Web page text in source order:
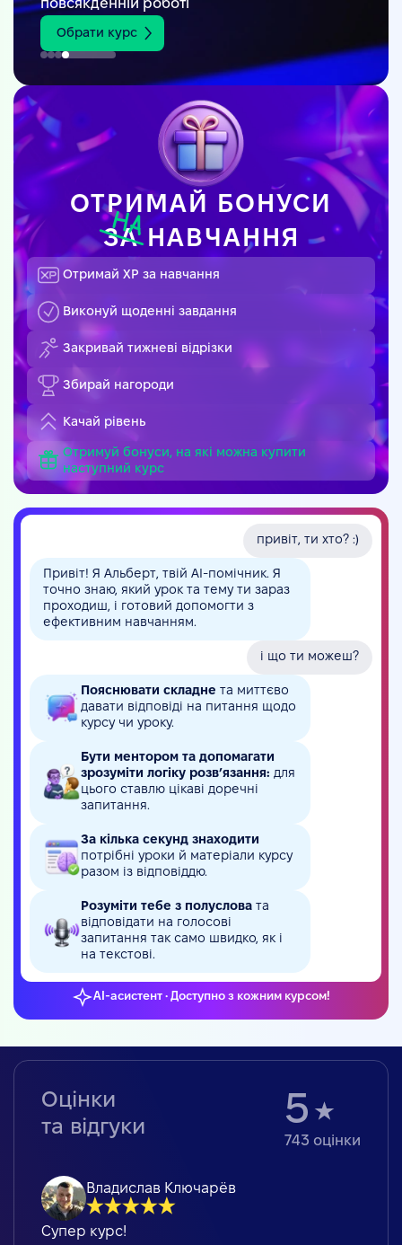
повсякденній роботі
Обрати курс
ОТРИМАЙ БОНУСИ
ЗАНАВЧАННЯ
Отримай XP за навчання
Виконуй щоденні завдання
Закривай тижневі відрізки
Збирай нагороди
Качай рівень
Отримуй бонуси, на які можна купити
наступний курс
привіт, ти хто? :)
Привіт! Я Альберт, твій AI-помічник. Я
точно знаю, який урок та тему ти зараз
проходиш, і готовий допомогти з
ефективним навчанням.
і що ти можеш?
Пояснювати складне та миттєво
давати відповіді на питання щодо
курсу чи уроку.
Бути ментором та допомагати
зрозуміти логіку розв’язання: для
цього ставлю цікаві доречні
запитання.
За кілька секунд знаходити
потрібні уроки й матеріали курсу
разом із відповіддю.
Розуміти тебе з полуслова та
відповідати на голосові
запитання так само швидко, як і
на текстові.
AI-асистент • Доступно з кожним курсом!
Оцінки
та відгуки
5
743 оцінки
Владислав Ключарёв
Супер курс!